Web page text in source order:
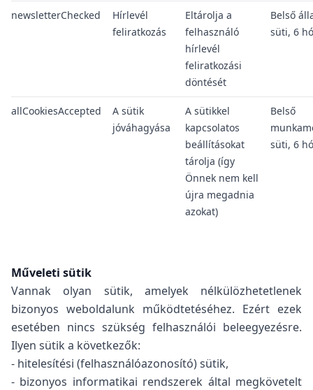
newsletterChecked
Hírlevél
feliratkozás
Eltárolja a
felhasználó
hírlevél
feliratkozási
döntését
Belső
süti, 6
allCookiesAccepted
A sütik
jóváhagyása
A sütikkel
kapcsolatos
beállításokat
tárolja (így
Önnek nem kell
újra megadnia
azokat)
Belső
süti, 6
Műveleti sütik
Vannak olyan sütik, amelyek nélkülözhetetlenek
bizonyos weboldalunk működtetéséhez. Ezért ezek
esetében nincs szükség felhasználói beleegyezésre.
Ilyen sütik a következők:
- hitelesítési (felhasználóazonosító) sütik,
- bizonyos informatikai rendszerek által megkövetelt